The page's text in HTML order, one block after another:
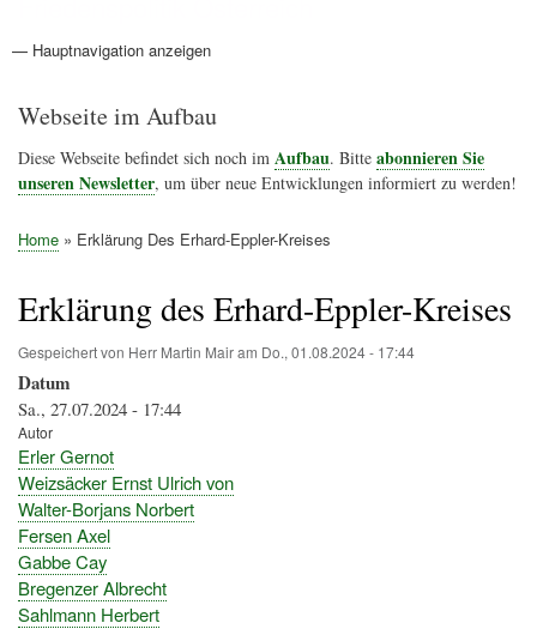
Hauptnavigation
— Hauptnavigation anzeigen
Aktionen
Friedensbewegung
Friedensprojekte
Home
Konflikte
Links
Narichtenlinks
News
Politik
Termine
Texte
Kunst
Friedensexperten
Friedensforschung
Friedensinitiativen
Friedensnachrichten
Webseite im Aufbau
Diese Webseite befindet sich noch im Aufbau. Bitte abonnieren Sie
unseren Newsletter, um über neue Entwicklungen informiert zu werden!
Home Erklärung Des Erhard-Eppler-Kreises
Erklärung des Erhard-Eppler-Kreises
Gespeichert von Herr Martin Mairam Do., 01.08.2024 - 17:44
Datum
Sa., 27.07.2024 - 17:44
Autor
Erler Gernot
Weizsäcker Ernst Ulrich von
Walter-Borjans Norbert
Fersen Axel
Gabbe Cay
Bregenzer Albrecht
Sahlmann Herbert